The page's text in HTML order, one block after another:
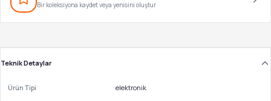
Bir koleksiyona kaydet veya yenisini oluştur
Teknik Detaylar
Ürün Tipi elektronik